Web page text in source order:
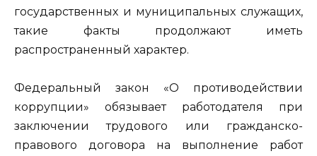
государственных и муниципальных служащих,
такие факты продолжают иметь
распространенный характер.
Федеральный закон «О противодействии
коррупции» обязывает работодателя при
заключении трудового или гражданско-
правового договора на выполнение работ